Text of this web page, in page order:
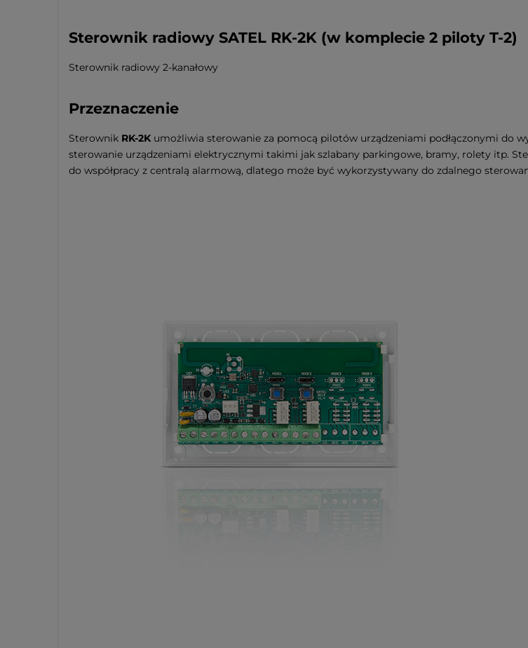
Sterownik radiowy SATEL RK-2K (w komplecie 2 piloty T-2)
Sterownik radiowy 2-kanałowy
Przeznaczenie
Sterownik RK-2K umożliwia sterowanie za pomocą pilotów urządzeniami podłączonymi do
sterowanie urządzeniami elektrycznymi takimi jak szlabany parkingowe, bramy, rolety itp.
do współpracy z centralą alarmową, dlatego może być wykorzystywany do zdalnego